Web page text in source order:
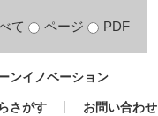
て ページ PDF
ンイノベーション
さがす お問い合わせ